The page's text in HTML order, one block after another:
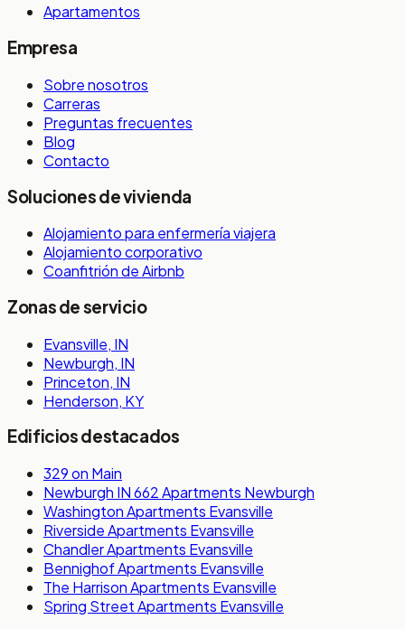
Apartamentos
Empresa
Sobre nosotros
Carreras
Preguntas frecuentes
Blog
Contacto
Soluciones de vivienda
Alojamiento para enfermería viajera
Alojamiento corporativo
Coanfitrión de Airbnb
Zonas de servicio
Evansville, IN
Newburgh, IN
Princeton, IN
Henderson, KY
Edificios destacados
329 on Main
Newburgh IN 662 Apartments Newburgh
Washington Apartments Evansville
Riverside Apartments Evansville
Chandler Apartments Evansville
Bennighof Apartments Evansville
The Harrison Apartments Evansville
Spring Street Apartments Evansville